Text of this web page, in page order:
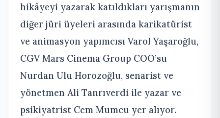
hikâyeyi yazarak katıldıkları yarışmanın
diğer jüri üyeleri arasında karikatürist
ve animasyon yapımcısı Varol Yaşaroğlu,
CGV Mars Cinema Group COO’su
Nurdan Ulu Horozoğlu, senarist ve
yönetmen Ali Tanrıverdi ile yazar ve
psikiyatrist Cem Mumcu yer alıyor.